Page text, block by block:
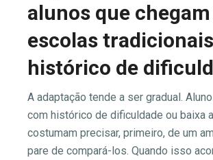
alunos que
escolas
histórico de
A adaptação tende a ser gradual.
com histórico de dificuldade ou baixa
costumam precisar, primeiro, de um
pare de compará-los. Quando isso